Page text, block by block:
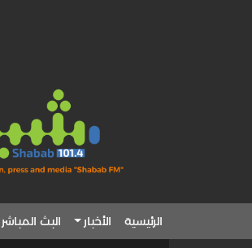
الرئيسية الأخبار البث المباشر